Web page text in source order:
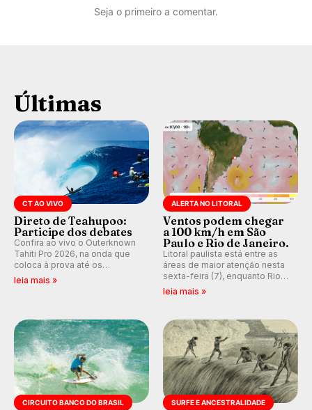
Seja o primeiro a comentar.
Últimas
CT AO VIVO
Direto de Teahupoo:
Participe dos debates
Confira ao vivo o Outerknown
Tahiti Pro 2026, na onda que
coloca à prova até os
melhores surfistas do mundo.
etapas da WSL.
leia mais »
ALERTA NO LITORAL
Ventos podem chegar
a 100 km/h em São
Paulo e Rio de Janeiro.
Litoral paulista está entre as
áreas de maior atenção nesta
sexta-feira (7), enquanto Rio
de Janeiro também recebe
km/h em Itanhaém.
leia mais »
CIRCUITO BANCO DO BRASIL SURFE E ANCESTRALIDADE